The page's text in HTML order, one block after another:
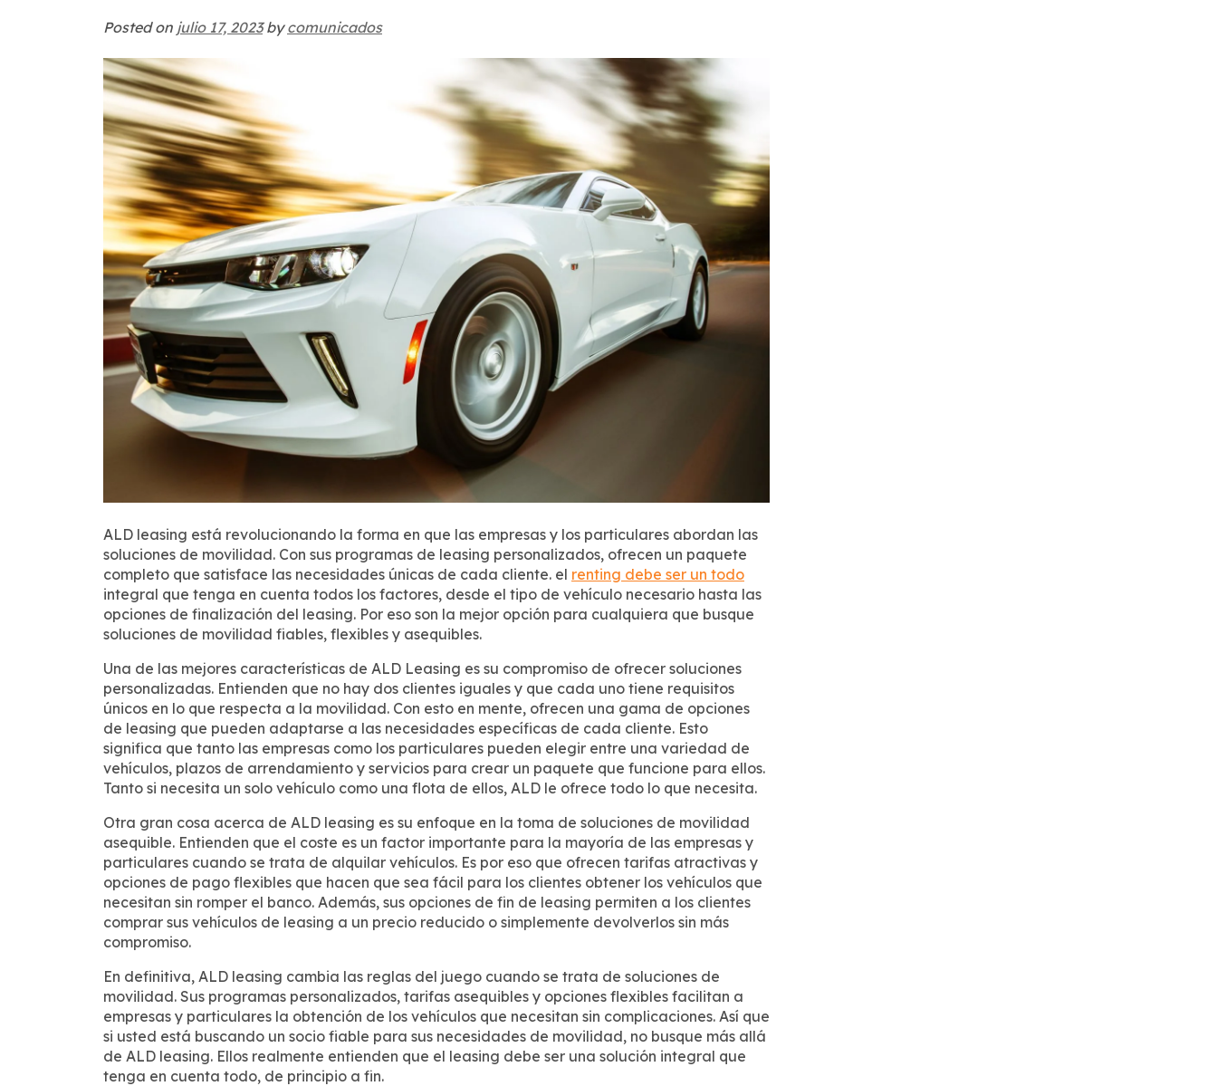
Posted on julio 17, 2023bycomunicados
ALD leasing está revolucionando la forma en que las empresas y los particulares abordan las
soluciones de movilidad. Con sus programas de leasing personalizados, ofrecen un paquete
completo que satisface las necesidades únicas de cada cliente. el renting debe ser un todo
integral que tenga en cuenta todos los factores, desde el tipo de vehículo necesario hasta las
opciones de finalización del leasing. Por eso son la mejor opción para cualquiera que busque
soluciones de movilidad fiables, flexibles y asequibles.
Una de las mejores características de ALD Leasing es su compromiso de ofrecer soluciones
personalizadas. Entienden que no hay dos clientes iguales y que cada uno tiene requisitos
únicos en lo que respecta a la movilidad. Con esto en mente, ofrecen una gama de opciones
de leasing que pueden adaptarse a las necesidades específicas de cada cliente. Esto
significa que tanto las empresas como los particulares pueden elegir entre una variedad de
vehículos, plazos de arrendamiento y servicios para crear un paquete que funcione para ellos.
Tanto si necesita un solo vehículo como una flota de ellos, ALD le ofrece todo lo que necesita.
Otra gran cosa acerca de ALD leasing es su enfoque en la toma de soluciones de movilidad
asequible. Entienden que el coste es un factor importante para la mayoría de las empresas y
particulares cuando se trata de alquilar vehículos. Es por eso que ofrecen tarifas atractivas y
opciones de pago flexibles que hacen que sea fácil para los clientes obtener los vehículos que
necesitan sin romper el banco. Además, sus opciones de fin de leasing permiten a los clientes
comprar sus vehículos de leasing a un precio reducido o simplemente devolverlos sin más
compromiso.
En definitiva, ALD leasing cambia las reglas del juego cuando se trata de soluciones de
movilidad. Sus programas personalizados, tarifas asequibles y opciones flexibles facilitan a
empresas y particulares la obtención de los vehículos que necesitan sin complicaciones. Así que
si usted está buscando un socio fiable para sus necesidades de movilidad, no busque más allá
de ALD leasing. Ellos realmente entienden que el leasing debe ser una solución integral que
tenga en cuenta todo, de principio a fin.